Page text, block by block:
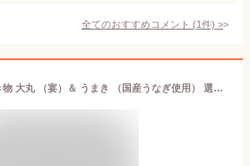
全てのおすすめコメント (1件) >
依光かまぼこ 巻き物 大丸 （宴）＆ うまき （国産うなぎ使用） 選べる2本セット クール冷蔵便 創業150年の老舗 ご自宅用